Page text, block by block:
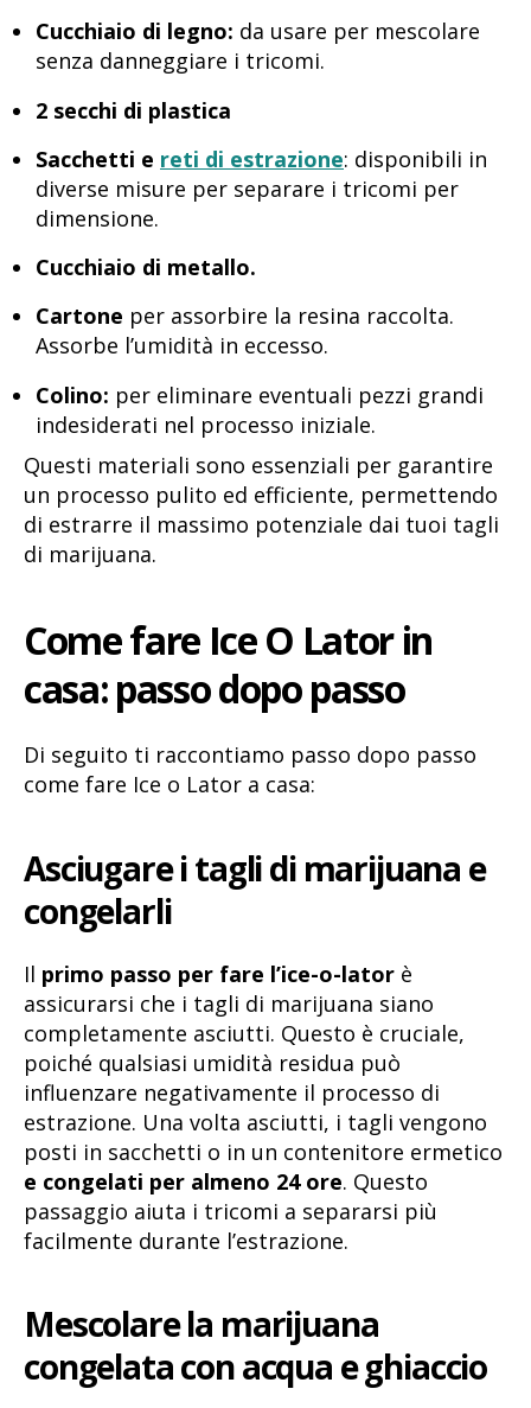
Cucchiaio di legno: da usare per mescolare
senza danneggiare i tricomi.
2 secchi di plastica
Sacchetti e reti di estrazione: disponibili in
diverse misure per separare i tricomi per
dimensione.
Cucchiaio di metallo.
Cartone per assorbire la resina raccolta.
Assorbe l’umidità in eccesso.
Colino: per eliminare eventuali pezzi grandi
indesiderati nel processo iniziale.
Questi materiali sono essenziali per garantire
un processo pulito ed efficiente, permettendo
di estrarre il massimo potenziale dai tuoi tagli
di marijuana.
Come fare Ice O Lator in
casa: passo dopo passo
Di seguito ti raccontiamo passo dopo passo
come fare Ice o Lator a casa:
Asciugare i tagli di marijuana e
congelarli
Il primo passo per fare l’ice-o-lator è
assicurarsi che i tagli di marijuana siano
completamente asciutti. Questo è cruciale,
poiché qualsiasi umidità residua può
influenzare negativamente il processo di
estrazione. Una volta asciutti, i tagli vengono
posti in sacchetti o in un contenitore ermetico
e congelati per almeno 24 ore. Questo
passaggio aiuta i tricomi a separarsi più
facilmente durante l’estrazione.
Mescolare la marijuana
congelata con acqua e ghiaccio